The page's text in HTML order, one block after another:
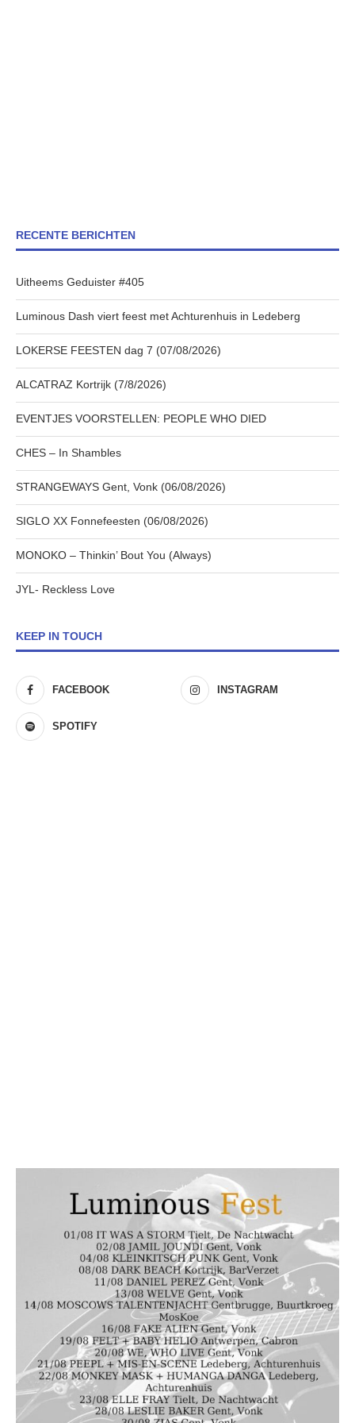
RECENTE BERICHTEN
Uitheems Geduister #405
Luminous Dash viert feest met Achturenhuis in Ledeberg
LOKERSE FEESTEN dag 7 (07/08/2026)
ALCATRAZ Kortrijk (7/8/2026)
EVENTJES VOORSTELLEN: PEOPLE WHO DIED
CHES – In Shambles
STRANGEWAYS Gent, Vonk (06/08/2026)
SIGLO XX Fonnefeesten (06/08/2026)
MONOKO – Thinkin’ Bout You (Always)
JYL- Reckless Love
KEEP IN TOUCH
FACEBOOK INSTAGRAM
SPOTIFY